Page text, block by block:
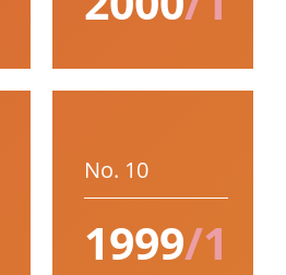
No. 10
1999/1